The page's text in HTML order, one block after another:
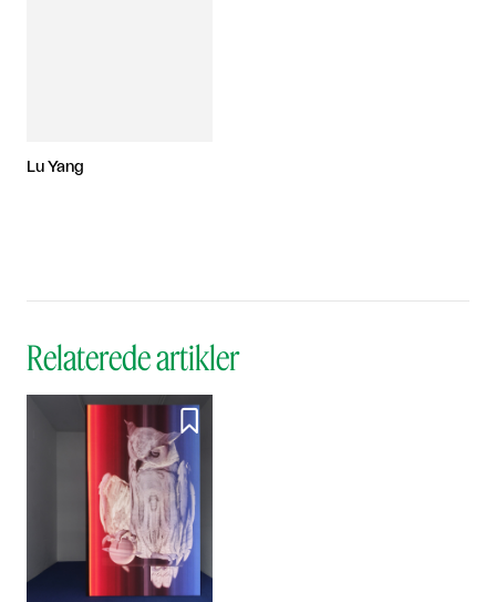
Lu Yang
Relaterede artikler
